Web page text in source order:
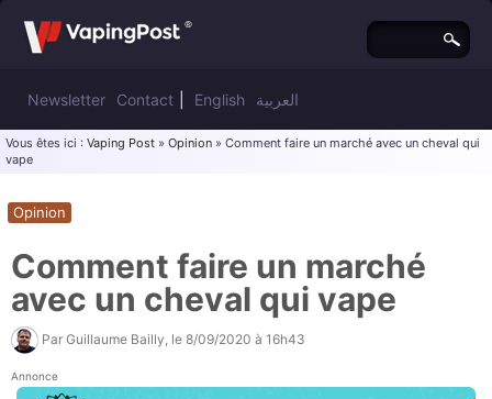
Newsletter Contact English العربية
Vous êtes ici : Vaping Post » Opinion » Comment faire un marché avec un cheval qui
vape
Opinion
Comment faire un marché
avec un cheval qui vape
Par Guillaume Bailly , le 8/09/2020 à 16h43
Annonce